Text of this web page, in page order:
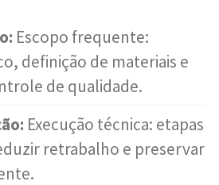
Escopo frequente:
definição de materiais e
de qualidade.
Execução técnica: etapas
retrabalho e preservar